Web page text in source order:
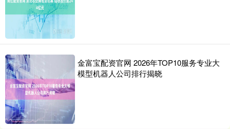
金富宝配资官网 2026年TOP10服务专业大
模型机器人公司排行揭晓